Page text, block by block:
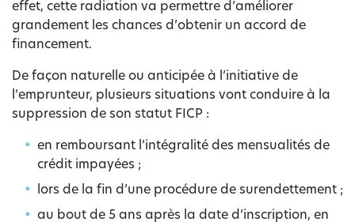
effet, cette radiation va permettre d’améliorer
grandement les chances d’obtenir un accord de
financement.
De façon naturelle ou anticipée à l’initiative de
l’emprunteur, plusieurs situations vont conduire à la
suppression de son statut FICP :
en remboursant l’intégralité des mensualités de
crédit impayées ;
lors de la fin d’une procédure de surendettement ;
au bout de 5 ans après la date d’inscription, en